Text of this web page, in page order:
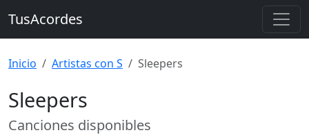
TusAcordes
Inicio Artistas con S Sleepers
Sleepers
Canciones disponibles